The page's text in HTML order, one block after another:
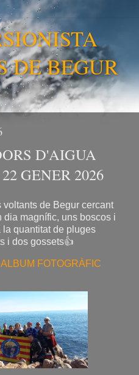
DE BEGUR
D'AIGUA
GENER 2026
de Begur cercant
dia magnífic, uns boscos i
la quantitat de pluges
i dos gossets👍
FOTOGRÀFIC